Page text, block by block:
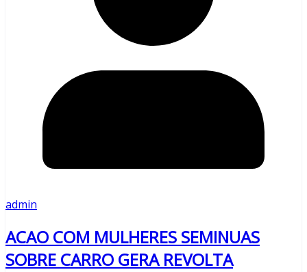
admin
ACAO COM MULHERES SEMINUAS
SOBRE CARRO GERA REVOLTA